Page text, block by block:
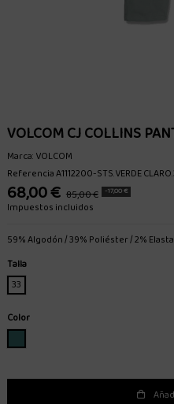
VOLCOM CJ COLLINS
Marca:VOLCOM
ReferenciaA1112200-STS.VERDE
68,00 € 85,00 € -17,00 €
Impuestos incluidos
59% Algodón / 39% Poliéster / 2%
Talla
33
Color